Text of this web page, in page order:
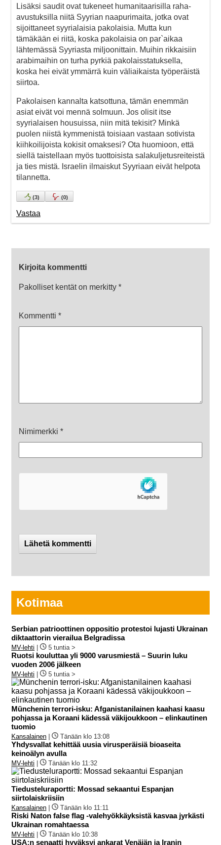
Lisäksi saudit ovat tukeneet humanitaarisilla raha-
avustuksilla niitä Syyrian naapurimaita, jotka ovat
sijoittaneet syyrialaisia pakolaisia. Mutta kun
tämäkään ei riitä, koska pakolaisia on par`aikaa
lähtemässä Syyriasta miljoonittain. Muihin rikkaisiin
arabimaihin on turha pyrkiä pakolaisstatuksella,
koska hei eivät ymmärrä kuin väliaikaista työperäistä
siirtoa.
Pakolaisen kannalta katsottuna, tämän enemmän
asiat eivät voi mennä solmuun. Jos olisit itse
syyrialaisen housuissa, niin mitä tekisit? Minkä
puolen niistä kymmenistä toisiaan vastaan sotivista
kiihkoilijoista kokisit omaksesi? Ota huomioon, että
siellä taistellaan myös tuottoisista salakuljetusreiteistä
ja ties mistä. Israelin ilmaiskut Syyriaan eivät helpota
tilannetta.
(3) (0)
Vastaa
Kirjoita kommentti
Pakolliset kentät on merkitty *
Kommentti *
Nimimerkki *
Kotimaa
Serbian patrioottinen oppositio protestoi lujasti Ukrainan
diktaattorin vierailua Belgradissa
MV-lehti | 5 tuntia >
Ruotsi kouluttaa yli 9000 varusmiestä – Suurin luku
vuoden 2006 jälkeen
MV-lehti | 5 tuntia >
Münchenin terrori-isku: Afganistanilainen kaahasi kaasu
pohjassa ja Koraani kädessä väkijoukkoon – elinkautinen
tuomio
Kansalainen | Tänään klo 13:08
Yhdysvallat kehittää uusia virusperäisiä bioaseita
keinoälyn avulla
MV-lehti | Tänään klo 11:32
Tiedusteluraportti: Mossad sekaantui Espanjan
siirtolaiskriisiin
Kansalainen | Tänään klo 11:11
Riski Naton false flag -valehyökkäyksistä kasvaa jyrkästi
Ukrainan romahtaessa
MV-lehti | Tänään klo 10:38
USA:n senaatti hyväksyi ankarat Venäjän ja Iranin